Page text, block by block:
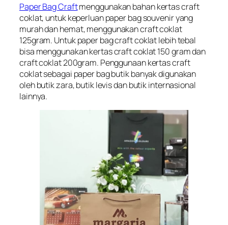
Paper Bag Craftmenggunakan bahan kertas craft
coklat, untuk keperluan paper bag souvenir yang
murah dan hemat, menggunakan craft coklat
125gram. Untuk paper bag craft coklat lebih tebal
bisa menggunakan kertas craft coklat 150 gram dan
craft coklat 200gram. Penggunaan kertas craft
coklat sebagai paper bag butik banyak digunakan
oleh butik zara, butik levis dan butik internasional
lainnya.